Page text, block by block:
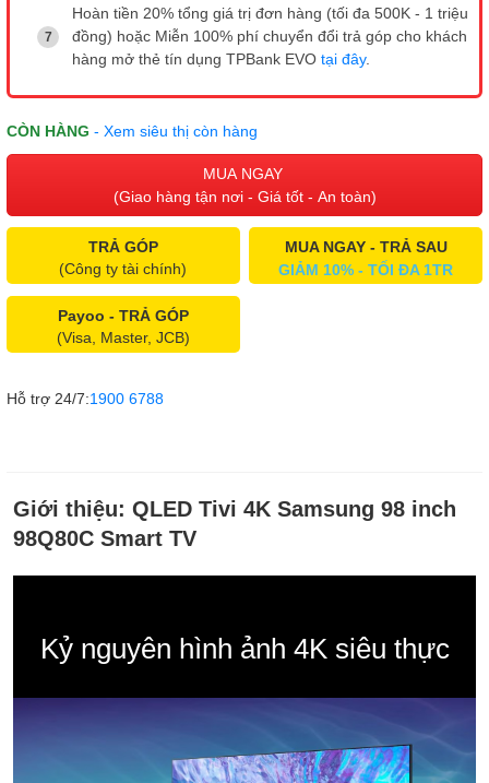
Hoàn tiền 20% tổng giá trị đơn hàng (tối đa 500K - 1 triệu
đồng) hoặc Miễn 100% phí chuyển đổi trả góp cho khách
hàng mở thẻ tín dụng TPBank EVO tại đây.
CÒN HÀNG - Xem siêu thị còn hàng
MUA NGAY
(Giao hàng tận nơi - Giá tốt - An toàn)
TRẢ GÓP
(Công ty tài chính)
MUA NGAY - TRẢ SAU
GIẢM 10% - TỐI ĐA 1TR
Payoo - TRẢ GÓP
(Visa, Master, JCB)
Hỗ trợ 24/7:1900 6788
Giới thiệu: QLED Tivi 4K Samsung 98 inch
98Q80C Smart TV
Kỷ nguyên hình ảnh 4K siêu thực